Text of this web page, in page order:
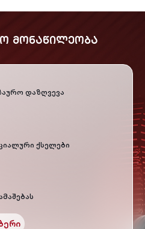
ᲛᲝᲜᲐᲬᲘᲚᲔᲝᲑᲐ
დაზღვევა
ქსელები